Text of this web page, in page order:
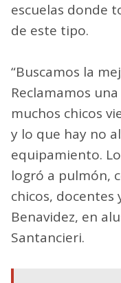
escuelas donde
de este tipo.
“Buscamos la
Reclamamos
muchos chicos
y lo que hay no
equipamiento.
logró a pulmón,
chicos, docentes
Benavidez, en
Santancieri.